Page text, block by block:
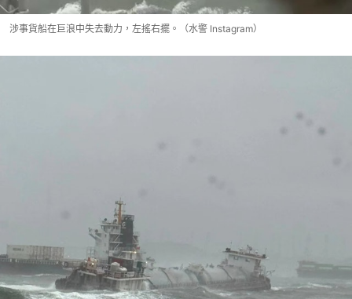
涉事貨船在巨浪中失去動力，左搖右擺。（水警 Instagram）